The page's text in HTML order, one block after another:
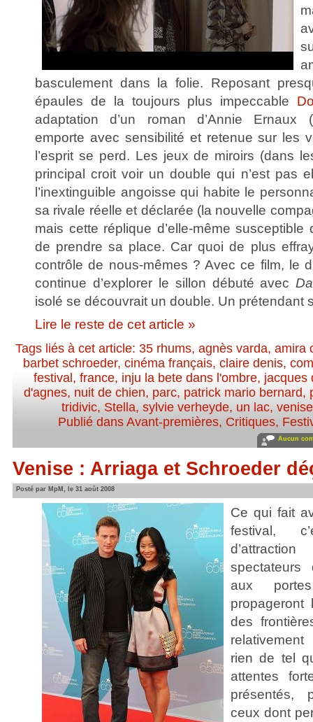
basculement dans la folie. Reposant
épaules de la toujours plus impeccable
adaptation d’un roman d’Annie Ernaux
emporte avec sensibilité et retenue sur les
l’esprit se perd. Les jeux de miroirs (dans
principal croit voir un double qui n’est pas
l’inextinguible angoisse qui habite le
sa rivale réelle et déclarée (la nouvelle
mais cette réplique d’elle-même
de prendre sa place. Car quoi de plus
contrôle de nous-mêmes ? Avec ce film, le
continue d’explorer le sillon débuté avec
isolé se découvrait un double. Un prétendant
Lire le reste de cet article »
Tags liés à cet article:35 rhums,agnès varda,amira
barbet schroeder, cinéma français, claire denis,
festival ,france, inju la bete dans l'ombre, jacques
d'agnes, nuit de chien, parc, patrick mario bernard,
tridivic, Stella,sylvie verheyde, un lac,venise
Publié dansAvant-premières, Critiques,
Aucun
Venise : Arriaga et Schroeder
Posté par MpM, le 31 août 2008
Ce qui fait
festival,
aux
des
rien de tel
attentes
présentés,
ceux dont